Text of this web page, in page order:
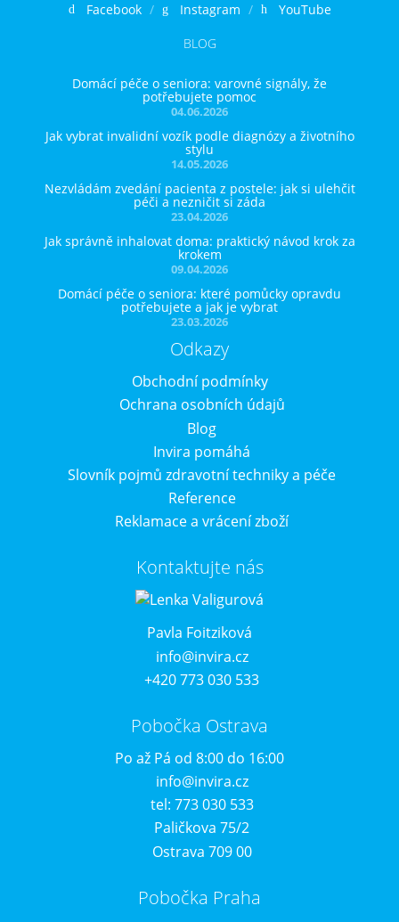
Facebook Instagram
YouTube
BLOG
04.06.2026
Domácí péče o seniora: varovné signály, že
potřebujete pomoc
14.05.2026
Jak vybrat invalidní vozík podle diagnózy a životního
stylu
23.04.2026
Nezvládám zvedání pacienta z postele: jak si ulehčit
péči a nezničit si záda
09.04.2026
Jak správně inhalovat doma: praktický návod krok za
krokem
23.03.2026
Domácí péče o seniora: které pomůcky opravdu
potřebujete a jak je vybrat
Odkazy
Obchodní podmínky
Ochrana osobních údajů
Blog
Invira pomáhá
Slovník pojmů zdravotní techniky a péče
Reference
Reklamace a vrácení zboží
Kontaktujte nás
Pavla Foitziková
info@invira.cz
+420 773 030 533
Pobočka Ostrava
Po až Pá od 8:00 do 16:00
info@invira.cz
tel: 773 030 533
Paličkova 75/2
Ostrava 709 00
Pobočka Praha